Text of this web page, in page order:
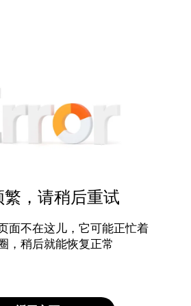
繁，请稍后重试
面不在这儿，它可能正忙着
，稍后就能恢复正常